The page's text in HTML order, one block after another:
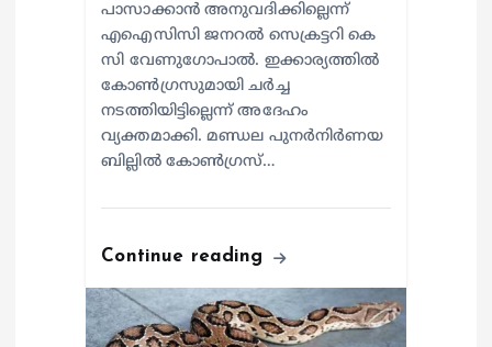
പാസാക്കാൻ അനുവദിക്കില്ലെന്ന്
എഐസിസി ജനറൽ സെക്രട്ടറി കെ
സി വേണുഗോപാൽ. ഇക്കാര്യത്തിൽ
കോൺഗ്രസുമായി ചർച്ച
നടത്തിയിട്ടില്ലെന്ന് അദേഹം
വ്യക്തമാക്കി. മണ്ഡല പുനർനിർണയ
ബില്ലിൽ കോൺഗ്രസ്…
Continue reading